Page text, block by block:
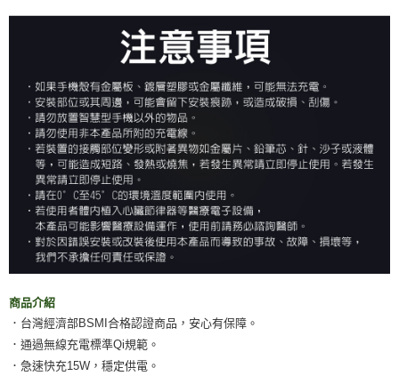
商品介紹
．台灣經濟部BSMI合格認證商品，安心有保障。
．通過無線充電標準Qi規範。
．急速快充15W，穩定供電。